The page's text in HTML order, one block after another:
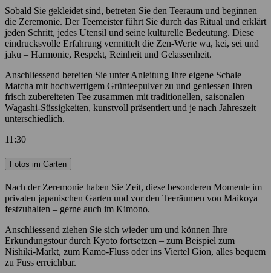
Sobald Sie gekleidet sind, betreten Sie den Teeraum und beginnen
die Zeremonie. Der Teemeister führt Sie durch das Ritual und erklärt
jeden Schritt, jedes Utensil und seine kulturelle Bedeutung. Diese
eindrucksvolle Erfahrung vermittelt die Zen-Werte wa, kei, sei und
jaku – Harmonie, Respekt, Reinheit und Gelassenheit.
Anschliessend bereiten Sie unter Anleitung Ihre eigene Schale
Matcha mit hochwertigem Grünteepulver zu und geniessen Ihren
frisch zubereiteten Tee zusammen mit traditionellen, saisonalen
Wagashi-Süssigkeiten, kunstvoll präsentiert und je nach Jahreszeit
unterschiedlich.
11:30
Fotos im Garten
Nach der Zeremonie haben Sie Zeit, diese besonderen Momente im
privaten japanischen Garten und vor den Teeräumen von Maikoya
festzuhalten – gerne auch im Kimono.
Anschliessend ziehen Sie sich wieder um und können Ihre
Erkundungstour durch Kyoto fortsetzen – zum Beispiel zum
Nishiki-Markt, zum Kamo-Fluss oder ins Viertel Gion, alles bequem
zu Fuss erreichbar.